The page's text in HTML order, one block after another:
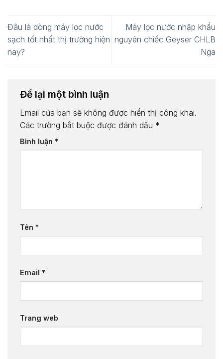
Đâu là dòng máy lọc nước
sạch tốt nhất thị trường hiện
nay?
Máy lọc nước nhập khẩu
nguyên chiếc Geyser CHLB
Nga
Để lại một bình luận
Email của bạn sẽ không được hiển thị công khai.
Các trường bắt buộc được đánh dấu *
Bình luận *
Tên *
Email *
Trang web